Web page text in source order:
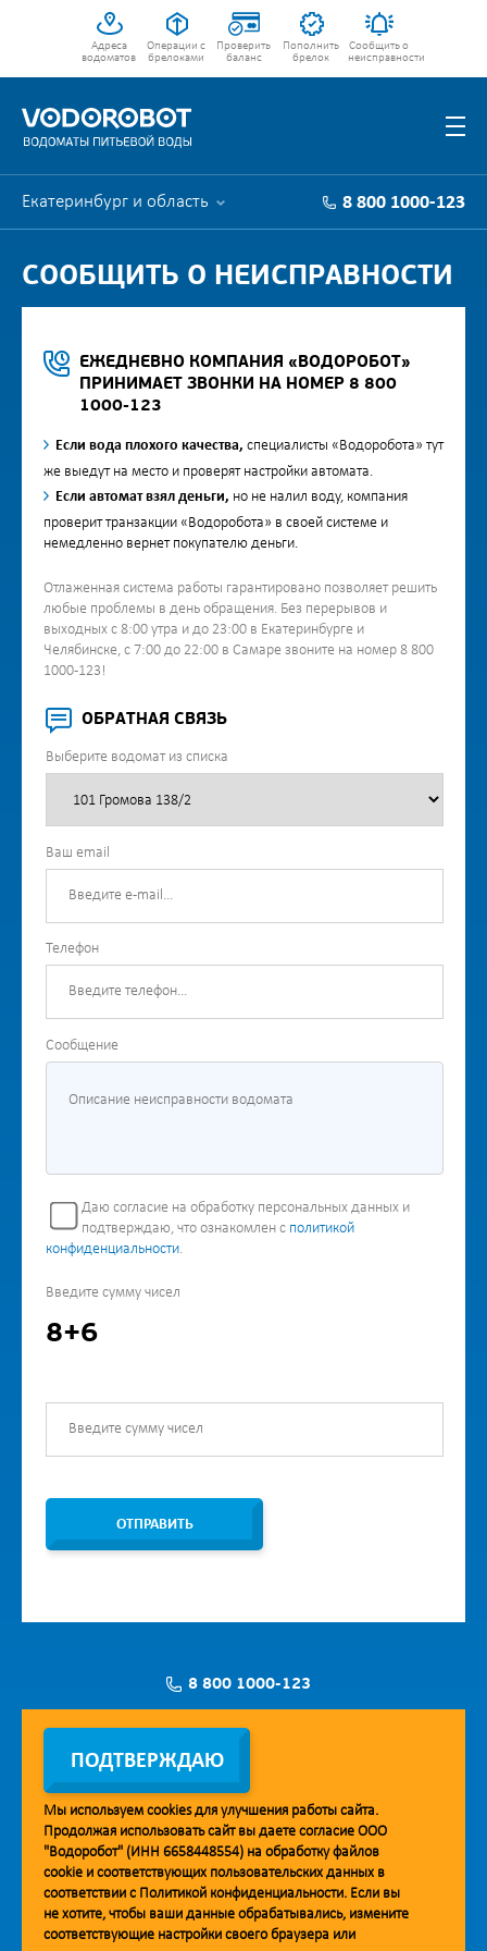
Адреса
водоматов
Операции с
брелоками
Проверить
баланс
Пополнить
брелок
Сообщить о
неисправности
Екатеринбург и область 8 800 1000-123
СООБЩИТЬ О НЕИСПРАВНОСТИ
ЕЖЕДНЕВНО КОМПАНИЯ «ВОДОРОБОТ»
ПРИНИМАЕТ ЗВОНКИ НА НОМЕР 8 800
1000-123
Если вода плохого качества, специалисты «Водоробота» тут
же выедут на место и проверят настройки автомата.
Если автомат взял деньги, но не налил воду, компания
проверит транзакции «Водоробота» в своей системе и
немедленно вернет покупателю деньги.
Отлаженная система работы гарантировано позволяет решить
любые проблемы в день обращения. Без перерывов и
выходных с 8:00 утра и до 23:00 в Екатеринбурге и
Челябинске, с 7:00 до 22:00 в Самаре звоните на номер 8 800
1000-123!
ОБРАТНАЯ СВЯЗЬ
Выберите водомат из списка
Ваш email
Телефон
Сообщение
Даю согласие на обработку персональных данных и
подтверждаю, что ознакомлен с политикой
конфиденциальности.
Введите сумму чисел
8+6
ОТПРАВИТЬ
8 800 1000-123
Заявка на установку
Мобильное приложение Vodorobot
ПОДТВЕРЖДАЮ
Мы используем cookiesдля улучшения работы сайта.
Продолжая использовать сайт вы даете согласие ООО
"Водоробот" (ИНН 6658448554) на обработку файлов
cookie и соответствующих пользовательских данных в
соответствии с Политикой конфиденциальности. Если вы
не хотите, чтобы ваши данные обрабатывались, измените
соответствующие настройки своего браузера или